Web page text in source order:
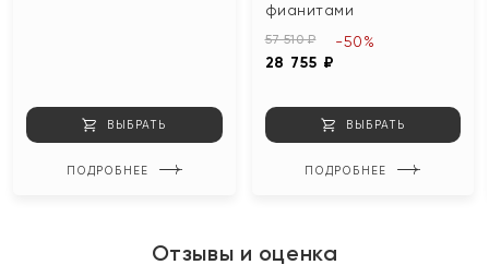
ВЫБРАТЬ
ПОДРОБНЕЕ
фианитами
57 510 ₽
28 755 ₽
-50%
ВЫБРАТЬ
ПОДРОБНЕЕ
Отзывы и оценка